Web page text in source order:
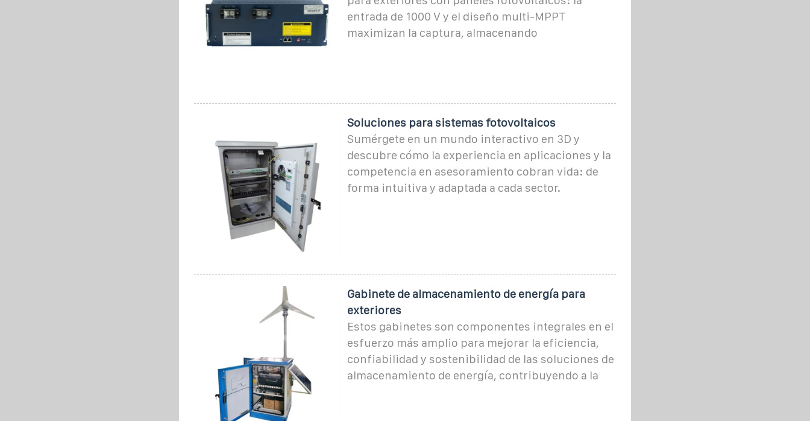
entrada de 1000 V y el diseño multi-MPPT
maximizan la captura, almacenando
Soluciones para sistemas fotovoltaicos
Sumérgete en un mundo interactivo en 3D y
descubre cómo la experiencia en aplicaciones y la
competencia en asesoramiento cobran vida: de
forma intuitiva y adaptada a cada sector.
Gabinete de almacenamiento de energía para
exteriores
Estos gabinetes son componentes integrales en el
esfuerzo más amplio para mejorar la eficiencia,
confiabilidad y sostenibilidad de las soluciones de
almacenamiento de energía, contribuyendo a la